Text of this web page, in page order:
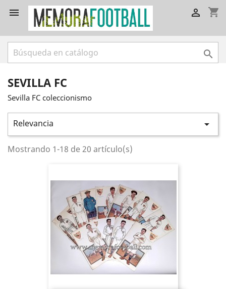
 shopping_cart


SEVILLA FC
Sevilla FC coleccionismo
Relevancia 
Mostrando 1-18 de 20 artículo(s)